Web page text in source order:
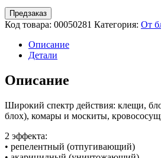
Предзаказ
Код товара: 00050281 Категория: От
Описание
Детали
Описание
Широкий спектр действия: клещи,
блох), комары и москиты,
2 эффекта:
• репелентный (отпугивающий)